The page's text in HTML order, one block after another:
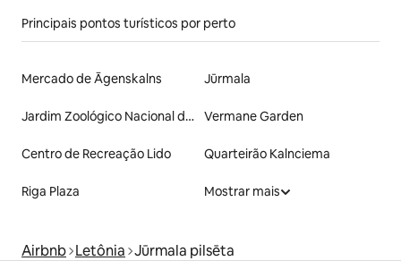
Principais pontos turísticos por perto
Mercado de Āgenskalns Jūrmala
Jardim Zoológico Nacional de Riga Vermane Garden
Centro de Recreação Lido Quarteirão Kalnciema
Riga Plaza Mostrar mais
Airbnb Letônia Jūrmala pilsēta